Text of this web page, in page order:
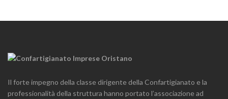
Il forte impegno della classe dirigente della Confartigianato e la
professionalità della struttura hanno portato l’associazione ad